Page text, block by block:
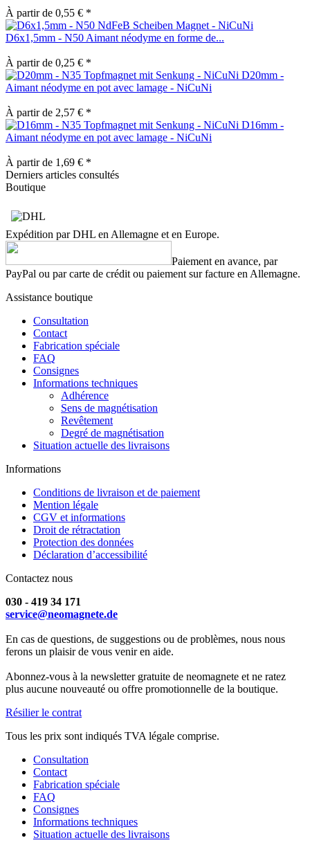
À partir de 0,55 € *
D6x1,5mm - N50 Aimant néodyme en forme de...
À partir de 0,25 € *
D20mm -
Aimant néodyme en pot avec lamage - NiCuNi
À partir de 2,57 € *
D16mm -
Aimant néodyme en pot avec lamage - NiCuNi
À partir de 1,69 € *
Derniers articles consultés
Boutique
Expédition par DHL en Allemagne et en Europe.
Paiement en avance, par
PayPal ou par carte de crédit ou paiement sur facture en Allemagne.
Assistance boutique
Consultation
Contact
Fabrication spéciale
FAQ
Consignes
Informations techniques
Adhérence
Sens de magnétisation
Revêtement
Degré de magnétisation
Situation actuelle des livraisons
Informations
Conditions de livraison et de paiement
Mention légale
CGV et informations
Droit de rétractation
Protection des données
Déclaration d’accessibilité
Contactez nous
030 - 419 34 171
service@neomagnete.de
En cas de questions, de suggestions ou de problèmes, nous nous
ferons un plaisir de vous venir en aide.
Abonnez-vous à la newsletter gratuite de neomagnete et ne ratez
plus aucune nouveauté ou offre promotionnelle de la boutique.
Résilier le contrat
Tous les prix sont indiqués TVA légale comprise.
Consultation
Contact
Fabrication spéciale
FAQ
Consignes
Informations techniques
Situation actuelle des livraisons